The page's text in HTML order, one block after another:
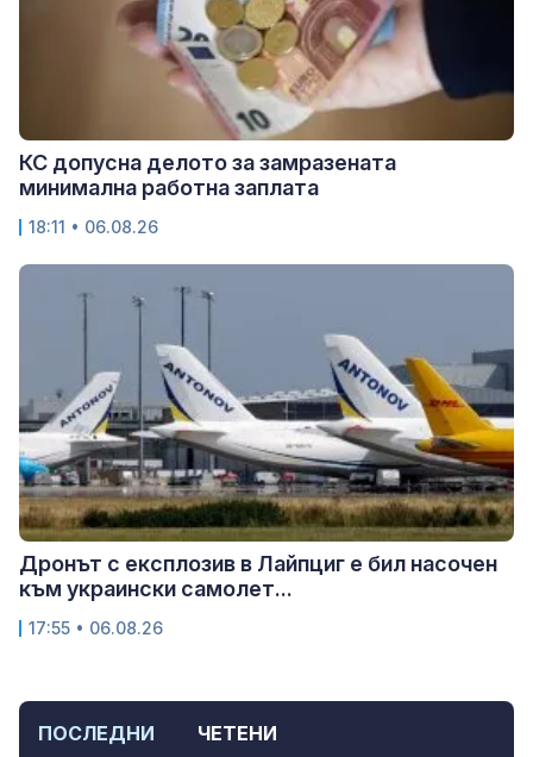
ПОСЛЕДНИ ЧЕТЕНИ
КС допусна делото за замразената
минимална работна заплата
18:11 • 06.08.26
Дронът с експлозив в Лайпциг е бил насочен
към украински самолет...
17:55 • 06.08.26